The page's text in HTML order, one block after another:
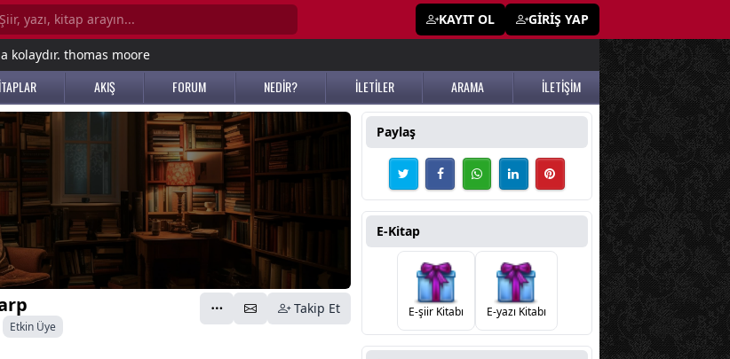
KAYIT OL GİRİŞ YAP
kolaydır. thomas moore
AKIŞ FORUM NEDİR? İLETİLER ARAMA İLETİŞİM
Etkin Üye
Takip Et
Paylaş
E-Kitap
E-şiir Kitabı E-yazı Kitabı